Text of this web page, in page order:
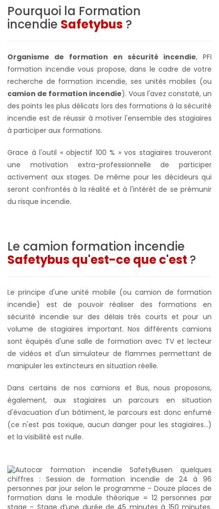
Pourquoi la Formation
incendie Safetybus ?
Organisme de formation en sécurité incendie, PFI
formation incendie vous propose, dans le cadre de votre
recherche de formation incendie, ses unités mobiles (ou
camion de formation incendie). Vous l'avez constaté, un
des points les plus délicats lors des formations à la sécurité
incendie est de réussir à motiver l'ensemble des stagiaires
à participer aux formations.
Grace à l'outil « objectif 100 % » vos stagiaires trouveront
une motivation extra-professionnelle de participer
activement aux stages. De même pour les décideurs qui
seront confrontés à la réalité et à l'intérêt de se prémunir
du risque incendie.
Le camion formation incendie
Safetybus qu'est-ce que c'est ?
Le principe d'une unité mobile (ou camion de formation
incendie) est de pouvoir réaliser des formations en
sécurité incendie sur des délais très courts et pour un
volume de stagiaires important. Nos différents camions
sont équipés d'une salle de formation avec TV et lecteur
de vidéos et d'un simulateur de flammes permettant de
manipuler les extincteurs en situation réelle.
Dans certains de nos camions et Bus, nous proposons,
également, aux stagiaires un parcours en situation
d'évacuation d'un bâtiment, le parcours est donc enfumé
(ce n'est pas toxique, aucun danger pour les stagiaires...)
et la visibilité est nulle.